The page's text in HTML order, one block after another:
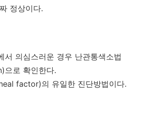
정상이다.
서 의심스러운 경우 난관통색소법
로 확인한다.
factor)의 유일한 진단방법이다.